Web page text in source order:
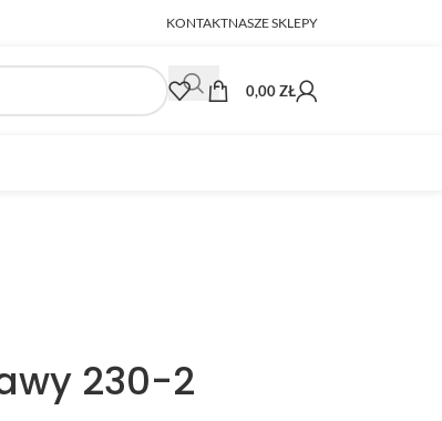
KONTAKTNASZE SKLEPY
0,00ZŁ
230-2